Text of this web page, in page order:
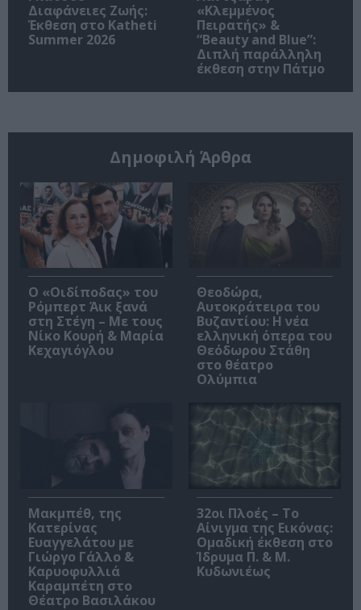
Διαφάνειες Ζωής:
Έκθεση στο Katheti
Summer 2026
«Κλεμμένος
Πειρατής» &
“Beauty and Blue”:
Διπλή παράλληλη
έκθεση στην Πάτμο
Δημοφιλή Άρθρα
O «Οιδίποδας» του
Ρόμπερτ Άικ ξανά
στη Στέγη – Με τους
Νίκο Κουρή & Μαρία
Κεχαγιόγλου
Θεοδώρα,
Αυτοκράτειρα του
Βυζαντίου: Η νέα
ελληνική όπερα του
Θεόδωρου Στάθη
στο θέατρο
Ολύμπια
Μακμπέθ, της
Κατερίνας
Ευαγγελάτου με
Γιώργο Γάλλο &
Καρυοφυλλιά
Καραμπέτη στο
Θέατρο Βασιλάκου
32οι Πλοές – Το
Αίνιγμα της Εικόνας:
Ομαδική έκθεση στο
Ίδρυμα Π. & Μ.
Κυδωνιέως